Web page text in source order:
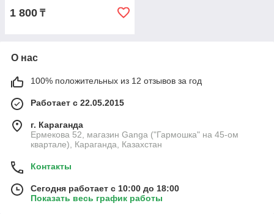
1 800 ₸
О нас
100% положительных из 12 отзывов за год
Работает с 22.05.2015
г. Караганда
Ермекова 52, магазин Ganga ("Гармошка" на 45-ом
квартале), Караганда, Казахстан
Контакты
Сегодня работает с 10:00 до 18:00
Показать весь график работы